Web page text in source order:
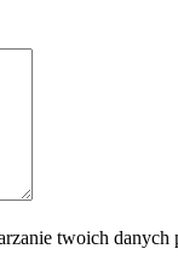
twoich